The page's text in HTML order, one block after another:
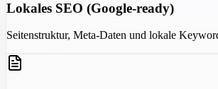
Lokales SEO (Google-ready)
Seitenstruktur, Meta-Daten und lokale